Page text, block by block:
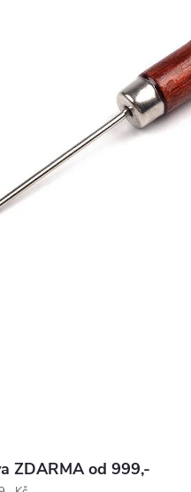
ZDARMA od 999,-